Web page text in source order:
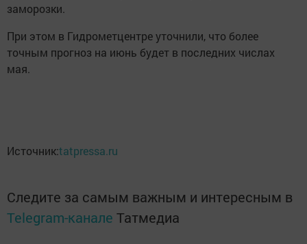
заморозки.
При этом в Гидрометцентре уточнили, что более
точным прогноз на июнь будет в последних числах
мая.
Источник:tatpressa.ru
Следите за самым важным и интересным в
Telegram-канале Татмедиа